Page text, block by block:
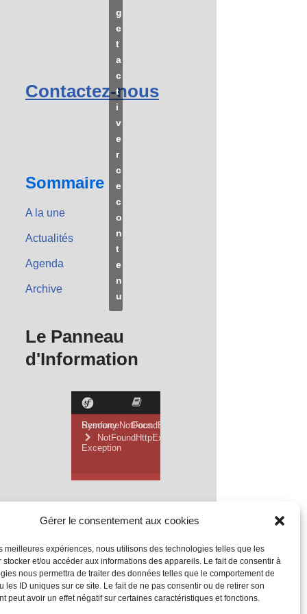
Gérer le consentement aux cookies
meilleures expériences, nous utilisons des technologies telles que les
stocker et/ou accéder aux informations des appareils. Le fait de consentir à
nous permettra de traiter des données telles que le comportement de
les ID uniques sur ce site. Le fait de ne pas consentir ou de retirer son
peut avoir un effet négatif sur certaines caractéristiques et fonctions.
g
e
t
a
c
t
i
v
e
r
c
e
c
o
n
t
e
n
u
Contactez-nous
Sommaire
A la une
Actualités
Agenda
Archive
Le Panneau
d'Information
Mentions Légales